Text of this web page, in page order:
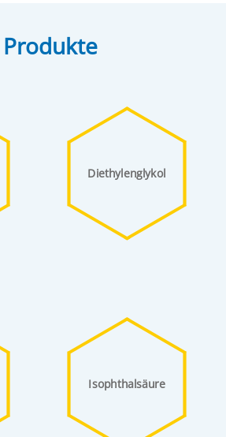
Diethylenglykol
Isophthalsäure